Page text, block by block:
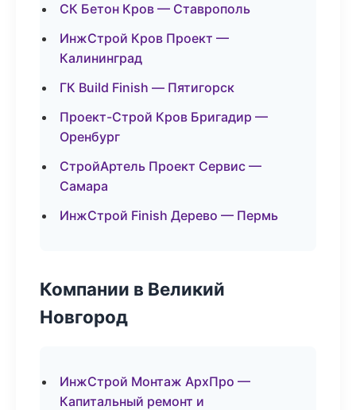
СК Бетон Кров — Ставрополь
ИнжСтрой Кров Проект —
Калининград
ГК Build Finish — Пятигорск
Проект-Строй Кров Бригадир —
Оренбург
СтройАртель Проект Сервис —
Самара
ИнжСтрой Finish Дерево — Пермь
Компании в Великий
Новгород
ИнжСтрой Монтаж АрхПро —
Капитальный ремонт и